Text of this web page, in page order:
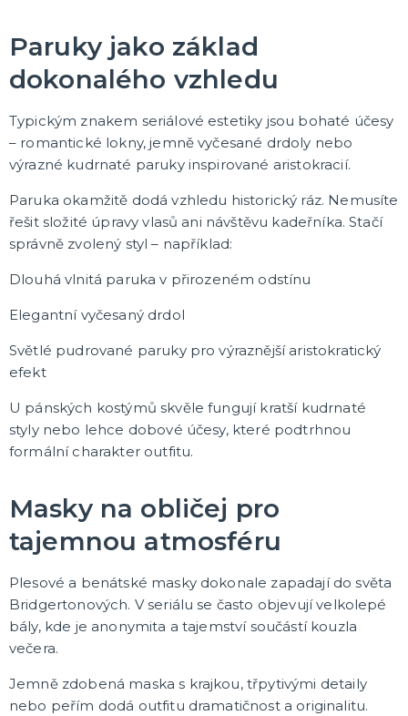
Oslavy podle barev
Párty sety
Pohádky a filmy
CO JEŠTĚ U NÁS NAJDETE
Party piňaty
Balení dárků
Přáníčka
Nafukovačky
Žertovné předměty
Společenské, stolní hry
DALŠÍ KATEGORIE
Paruky jako základ
dokonalého vzhledu
Typickým znakem seriálové estetiky jsou bohaté účesy
– romantické lokny, jemně vyčesané drdoly nebo
výrazné kudrnaté paruky inspirované aristokracií.
Paruka okamžitě dodá vzhledu historický ráz. Nemusíte
řešit složité úpravy vlasů ani návštěvu kadeřníka. Stačí
správně zvolený styl – například:
Dlouhá vlnitá paruka v přirozeném odstínu
Elegantní vyčesaný drdol
Světlé pudrované paruky pro výraznější aristokratický
efekt
U pánských kostýmů skvěle fungují kratší kudrnaté
styly nebo lehce dobové účesy, které podtrhnou
formální charakter outfitu.
Masky na obličej pro
tajemnou atmosféru
Plesové a benátské masky dokonale zapadají do světa
Bridgertonových. V seriálu se často objevují velkolepé
bály, kde je anonymita a tajemství součástí kouzla
večera.
Jemně zdobená maska s krajkou, třpytivými detaily
nebo peřím dodá outfitu dramatičnost a originalitu.